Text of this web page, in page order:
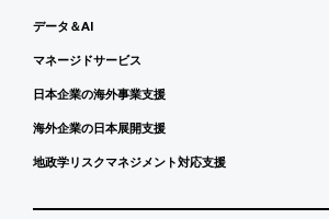
データ＆AI
マネージドサービス
日本企業の海外事業支援
海外企業の日本展開支援
地政学リスクマネジメント対応支援